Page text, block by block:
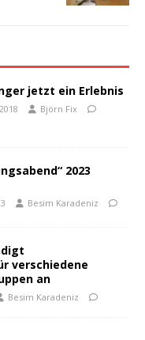
jetzt ein Erlebnis
Björn Fix
2023
Besim Karadeniz
verschiedene
an
Besim Karadeniz